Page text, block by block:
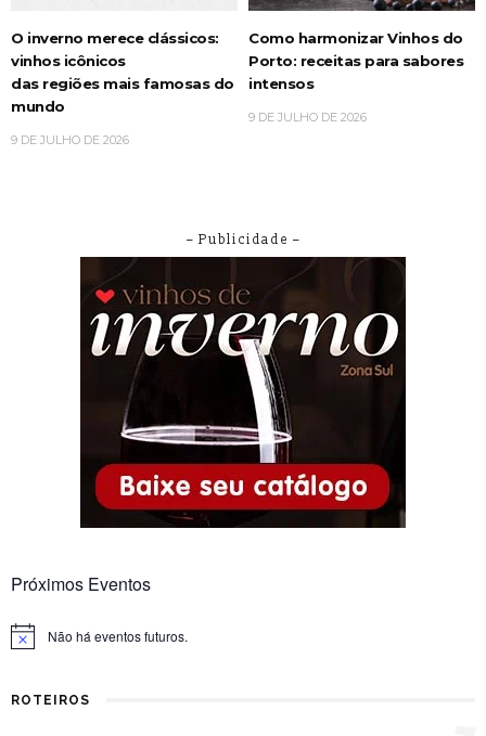
O inverno merece clássicos:
vinhos icônicos
das regiões mais famosas do
mundo
9 DE JULHO DE 2026
Como harmonizar Vinhos do
Porto: receitas para sabores
intensos
9 DE JULHO DE 2026
– Publicidade –
Próximos Eventos
Notice Não há eventos futuros.
ROTEIROS